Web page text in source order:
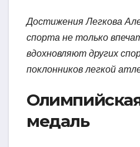
Достижения Легкова
спорта не только
вдохновляют других
поклонников легкой
медаль